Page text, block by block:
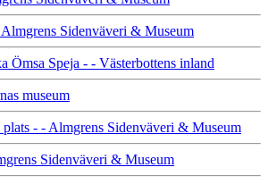
Sidenväveri & Museum
Ömsa Speja - - Västerbottens inland
museum
plats - - Almgrens Sidenväveri & Museum
Sidenväveri & Museum